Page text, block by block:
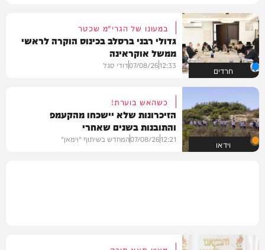
חרדים
במעונו של הגרי"מ שכטר
גדולי רבני ברסלב בכינוס הוקרה לראשי
ממשל אוקראינה
12:33
07/08/26דודי סגל
וידאו
כשהאש בוערת!
הזיכרונות שלא יישכחו מהקעמפ
והתובנות בשנים שאחרי
12:21
07/08/26המחדש בשיתוף "וימאן"